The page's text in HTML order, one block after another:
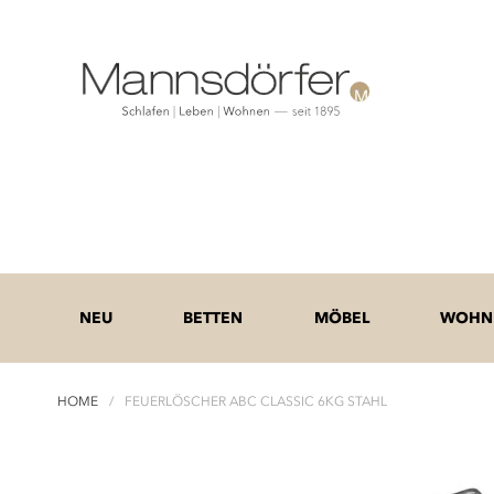
NEU BETTEN MÖBEL
HOME FEUERLÖSCHER ABC CLASSIC 6KG STAHL